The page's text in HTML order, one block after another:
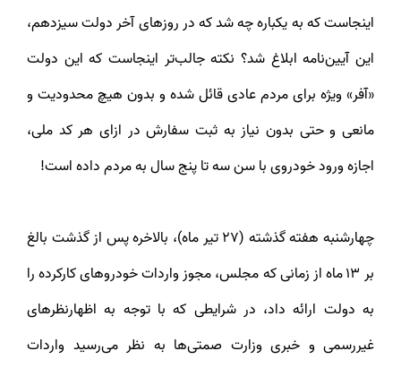
اینجاست که به یکباره چه شد که در روزهای آخر دولت سیزدهم،
این آیین‌نامه ابلاغ شد؟ نکته جالب‌تر اینجاست که این دولت
«آفر» ویژه برای مردم عادی قائل شده و بدون هیچ محدودیت و
مانعی و حتی بدون نیاز به ثبت سفارش در ازای هر کد ملی،
اجازه ورود خودروی با سن سه تا پنج سال به مردم داده است!
چهارشنبه هفته گذشته (۲۷ تیر ماه)، بالاخره پس از گذشت بالغ
بر ۱۳ ماه از زمانی که مجلس، مجوز واردات خودروهای کارکرده را
به دولت ارائه داد، در شرایطی که با توجه به اظهارنظرهای
غیررسمی و خبری وزارت صمتی‌ها به نظر می‌رسید واردات